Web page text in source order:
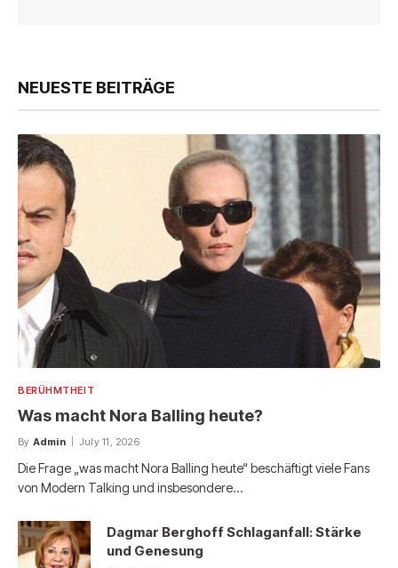
NEUESTE BEITRÄGE
BERÜHMTHEIT
Was macht Nora Balling heute?
By Admin July 11, 2026
Die Frage „was macht Nora Balling heute“ beschäftigt viele Fans
von Modern Talking und insbesondere…
Dagmar Berghoff Schlaganfall: Stärke
und Genesung